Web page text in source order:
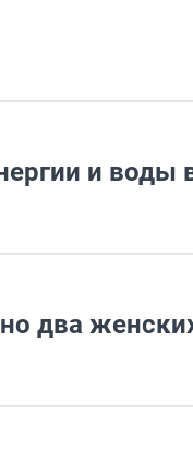
и воды
два